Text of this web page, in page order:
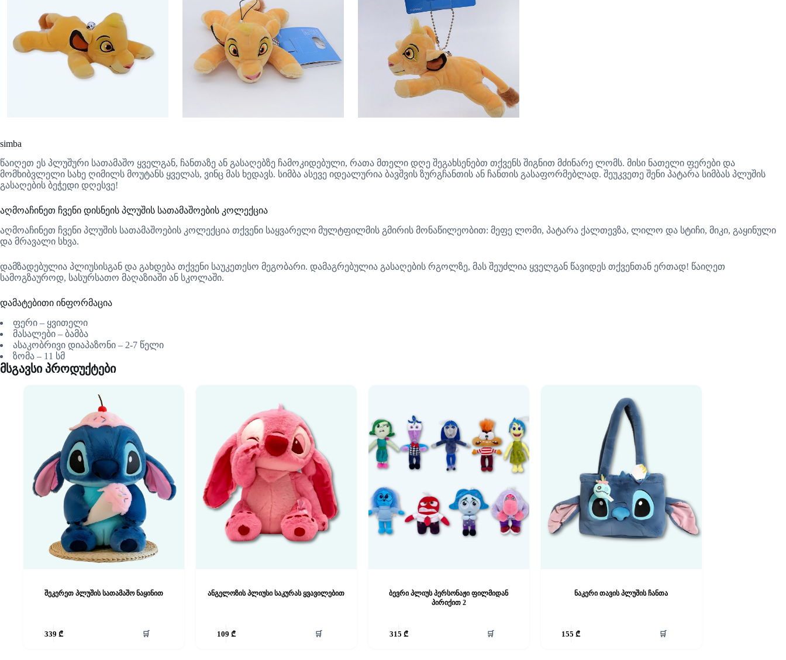
simba
წაიღეთ ეს პლუშური სათამაშო ყველგან, ჩანთაზე ან გასაღებზე ჩამოკიდებული, რათა მთელი დღე შეგახსენებთ თქვენს შიგნით მძინარე ლომს. მისი ნათელი ფერები და
მომხიბვლელი სახე ღიმილს მოუტანს ყველას, ვინც მას ხედავს. სიმბა ასევე იდეალურია ბავშვის ზურგჩანთის ან ჩანთის გასაფორმებლად. შეუკვეთე შენი პატარა სიმბას პლუშის
გასაღების ბეჭედი დღესვე!
აღმოაჩინეთ ჩვენი დისნეის პლუშის სათამაშოების კოლექცია
აღმოაჩინეთ ჩვენი პლუშის სათამაშოების კოლექცია თქვენი საყვარელი მულტფილმის გმირის მონაწილეობით: მეფე ლომი, პატარა ქალთევზა, ლილო და სტიჩი, მიკი, გაყინული
და მრავალი სხვა.
დამზადებულია პლიუსისგან და გახდება თქვენი საუკეთესო მეგობარი. დამაგრებულია გასაღების რგოლზე, მას შეუძლია ყველგან წავიდეს თქვენთან ერთად! წაიღეთ
სამოგზაუროდ, სასურსათო მაღაზიაში ან სკოლაში.
დამატებითი ინფორმაცია
ფერი – ყვითელი
მასალები – ბამბა
ასაკობრივი დიაპაზონი – 2-7 წელი
ზომა – 11 სმ
მსგავსი პროდუქტები
შეკერეთ პლუშის სათამაშო ნაყინით
339 ₾ 🛒
ანგელოზის პლიუსი საკურას ყვავილებით
109 ₾ 🛒
ბევრი პლიუს პერსონაჟი ფილმიდან
პირიქით 2
315 ₾ 🛒
ნაკერი თავის პლუშის ჩანთა
155₾ 🛒